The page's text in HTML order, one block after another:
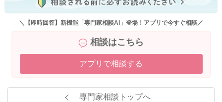
＼【即時回答】新機能「専門家相談AI」登場！アプリで今すぐ相談／
相談はこちら
アプリで相談する
専門家相談トップへ